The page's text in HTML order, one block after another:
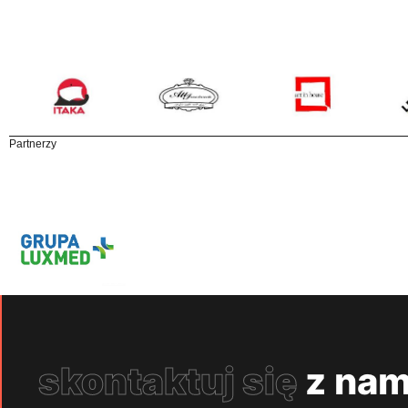
Partnerzy
skontaktuj się z